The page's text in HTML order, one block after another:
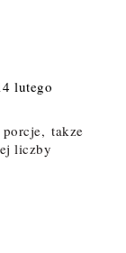
lutego
takze
liczby